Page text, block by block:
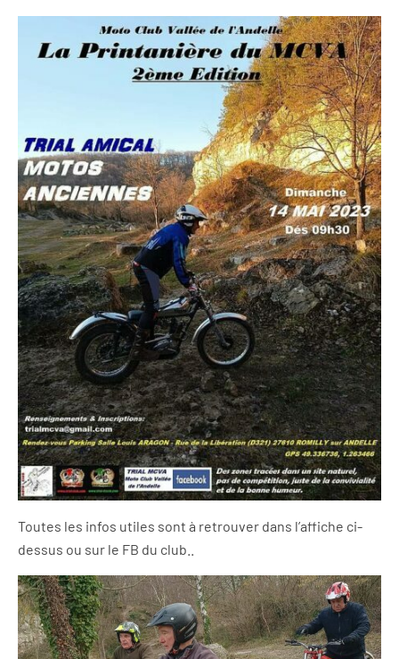
Toutes les infos utiles sont à retrouver dans l’affiche ci-
dessus ou sur le FB du club..